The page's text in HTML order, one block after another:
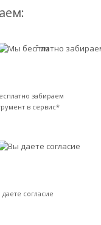
забираем
в сервис*
согласие